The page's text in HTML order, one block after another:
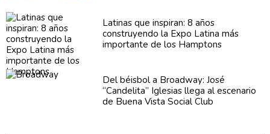
Latinas que inspiran: 8 años
construyendo la Expo Latina más
importante de los Hamptons
Del béisbol a Broadway: José
“Candelita” Iglesias llega al escenario
de Buena Vista Social Club